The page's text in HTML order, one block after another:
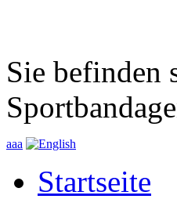
Sie befinden
aaa
Startseite